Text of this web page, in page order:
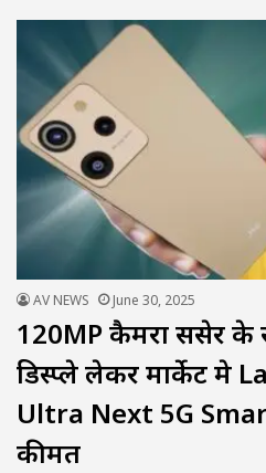
AV NEWS June 30, 2025
120MP कैमरा सेंसेर के
डिस्प्ले लेकर मार्केट मे
Ultra Next 5G
कीमत